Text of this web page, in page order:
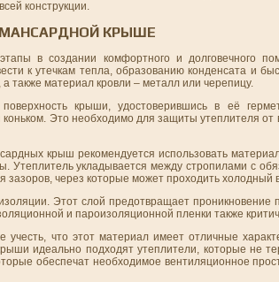
конструкции.
КРЫШЕ
в создании комфортного и долговечного
к утечкам тепла, образованию конденсата и
также материал кровли – металл или черепицу.
крыши, удостоверившись в её
Это необходимо для защиты утеплителя от
крыш рекомендуется использовать
Утеплитель укладывается между стропилами с
через которые может проходить холодный
Этот слой предотвращает
и пароизоляционной пленки также
что этот материал имеет отличные
идеально подходят утеплители, которые не
обеспечат необходимое вентиляционное